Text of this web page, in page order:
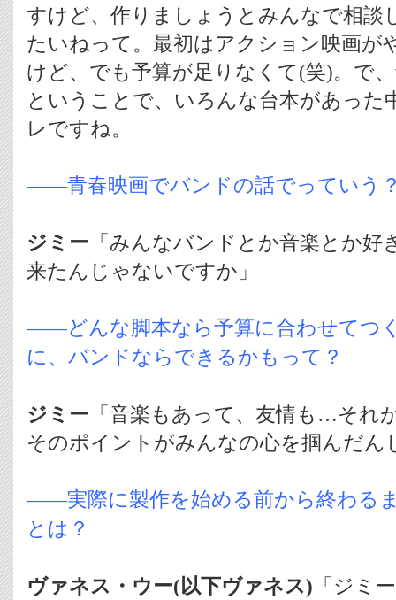
すけど、作りましょうとみんなで相談
たいねって。最初はアクション映画が
けど、でも予算が足りなくて(笑)。で
ということで、いろんな台本があった
レですね。
――青春映画でバンドの話でっていう
ジミー 「みんなバンドとか音楽とか
来たんじゃないですか」
――どんな脚本なら予算に合わせてつ
に、バンドならできるかもって？
ジミー 「音楽もあって、友情も…それ
そのポイントがみんなの心を掴んだん
――実際に製作を始める前から終わる
とは？
ヴァネス・ウー(以下ヴァネス) 「ジミ